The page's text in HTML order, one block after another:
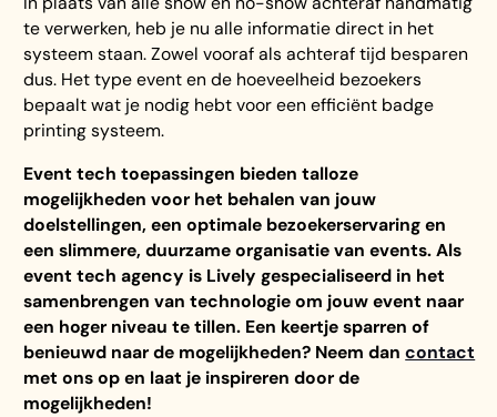
te verwerken, heb je nu alle informatie direct in het
systeem staan. Zowel vooraf als achteraf tijd besparen
dus. Het type event en de hoeveelheid bezoekers
bepaalt wat je nodig hebt voor een efficiënt badge
printing systeem.
Event tech toepassingen bieden talloze
mogelijkheden voor het behalen van jouw
doelstellingen, een optimale bezoekerservaring en
een slimmere, duurzame organisatie van events. Als
event tech agency is Lively gespecialiseerd in het
samenbrengen van technologie om jouw event naar
een hoger niveau te tillen. Een keertje sparren of
benieuwd naar de mogelijkheden? Neem dancontact
met ons op en laat je inspireren door de
mogelijkheden!